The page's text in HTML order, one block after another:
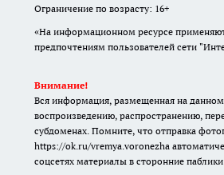
Ограничение по возрасту: 16+
«На информационном ресурсе
предпочтениям пользователей сети
Внимание!
Вся информация, размещенная на данном
воспроизведению, распространению,
субдоменах. Помните, что отправка
https://ok.ru/vremya.voronezha
соцсетях материалы в сторонние